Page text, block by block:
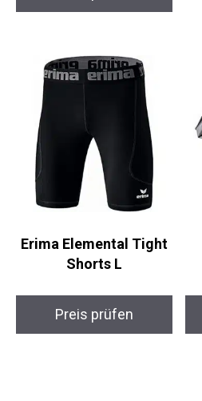
Erima Elemental Tight
Shorts L
Preis prüfen